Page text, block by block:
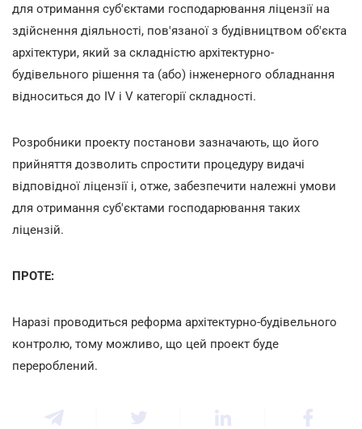
для отримання суб'єктами господарювання ліцензії на
здійснення діяльності, пов'язаної з будівництвом об'єкта
архітектури, який за складністю архітектурно-
будівельного рішення та (або) інженерного обладнання
відноситься до IV і V категорії складності.
Розробники проекту постанови зазначають, що його
прийняття дозволить спростити процедуру видачі
відповідної ліцензії і, отже, забезпечити належні умови
для отримання суб'єктами господарювання таких
ліцензій.
ПРОТЕ:
Наразі проводиться реформа архітектурно-будівельного
контролю, тому можливо, що цей проект буде
перероблений.